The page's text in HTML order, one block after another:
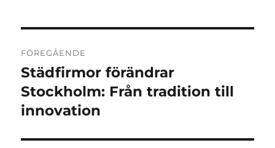
FÖREGÅENDE
Föregående
inlägg:
Städfirmor förändrar
Stockholm: Från tradition till
innovation